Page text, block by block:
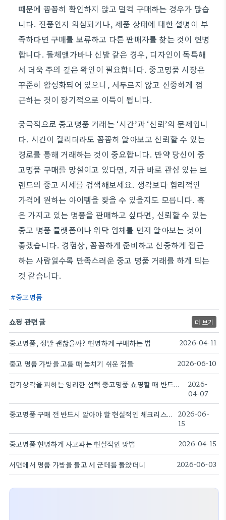
때문에 꼼꼼히 확인하지 않고 덜컥 구매하는 경우가 많습
니다. 진품인지 의심되거나, 제품 상태에 대한 설명이 부
족하다면 구매를 보류하고 다른 판매자를 찾는 것이 현명
합니다. 돌체앤가바나 신발 같은 경우, 디자인이 독특해
서 더욱 주의 깊은 확인이 필요합니다. 중고명품 시장은
꾸준히 활성화되어 있으니, 서두르지 않고 신중하게 접
근하는 것이 장기적으로 이득이 됩니다.
궁극적으로 중고명품 거래는 ‘시간’과 ‘신뢰’의 문제입니
다. 시간이 걸리더라도 꼼꼼히 알아보고 신뢰할 수 있는
경로를 통해 거래하는 것이 중요합니다. 만약 당신이 중
고명품 구매를 망설이고 있다면, 지금 바로 관심 있는 브
랜드의 중고 시세를 검색해보세요. 생각보다 합리적인
가격에 원하는 아이템을 찾을 수 있을지도 모릅니다. 혹
은 가지고 있는 명품을 판매하고 싶다면, 신뢰할 수 있는
중고 명품 플랫폼이나 위탁 업체를 먼저 알아보는 것이
좋겠습니다. 경험상, 꼼꼼하게 준비하고 신중하게 접근
하는 사람일수록 만족스러운 중고 명품 거래를 하게 되는
것 같습니다.
중고명품
쇼핑 관련 글 더 보기
중고명품, 정말 괜찮을까? 현명하게 구매하는 법 2026-04-11
중고 명품 가방을 고를 때 놓치기 쉬운 점들 2026-06-10
감가상각을 피하는 영리한 선택 중고명품 쇼핑할 때 반드시 확인해야 할 체크리스트
2026-
04-07
중고명품 구매 전 반드시 알아야 할 현실적인 체크리스트
2026-06-
15
중고명품 현명하게 사고파는 현실적인 방법 2026-04-15
서면에서 명품 가방을 들고 세 군데를 돌았더니 2026-06-03